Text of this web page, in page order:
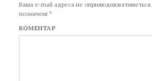
Ваша e-mail адреса не оприлюднюватиметься.
позначені*
КОМЕНТАР